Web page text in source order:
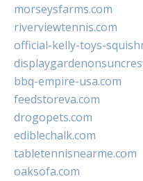
morseysfarms.com
riverviewtennis.com
official-kelly-toys-
bbq-empire-usa.com
feedstoreva.com
drogopets.com
ediblechalk.com
tabletennisnearme.com
oaksofa.com